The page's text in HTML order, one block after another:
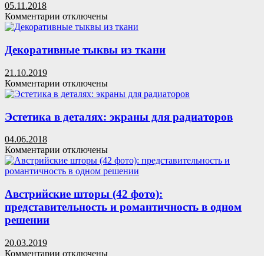
05.11.2018
Комментарии к
записи
керамической
плитки
классификация,
размеры
современные
отключены
Декоративные тыквы из ткани
21.10.2019
Комментарии к
записи
тыквы
из
отключены
Эстетика в деталях: экраны для радиаторов
04.06.2018
Комментарии к
записи
Эстетика
деталях:
экраны
для
отключены
Австрийские шторы (42 фото):
представительность и романтичность в одном
решении
20.03.2019
Комментарии котключены